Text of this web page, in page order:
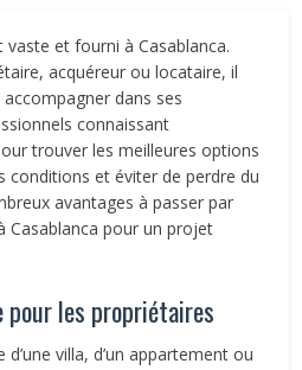
et fourni à Casablanca.
acquéreur ou locataire, il
dans ses
connaissant
trouver les meilleures options
conditions et éviter de perdre du
avantages à passer par
Casablanca pour un projet
pour les propriétaires
villa, d’un appartement ou